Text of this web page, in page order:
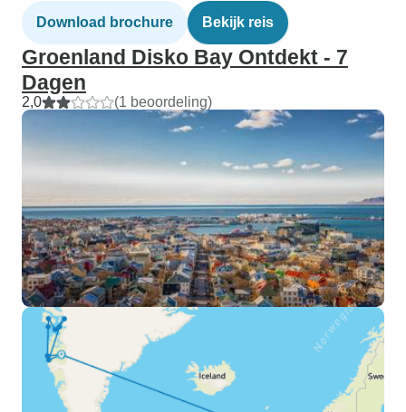
Download brochure Bekijk reis
Groenland Disko Bay Ontdekt - 7
Dagen
2,0 (1 beoordeling)